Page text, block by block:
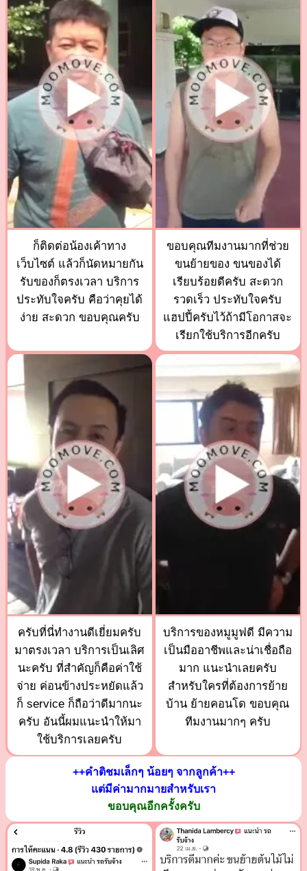
ก็ติดต่อน้องเค้าทาง
เว็บไซต์ แล้วก็นัดหมายกัน
รับของก็ตรงเวลา บริการ
ประทับใจครับ คือว่าคุยได้
ง่าย สะดวก ขอบคุณครับ
ขอบคุณทีมงานมากที่ช่วย
ขนย้ายของ ขนของได้
เรียบร้อยดีครับ สะดวก
รวดเร็ว ประทับใจครับ
แฮปปี้ครับไว้ถ้ามีโอกาสจะ
เรียกใช้บริการอีกครับ
ครับที่นี่ทำงานดีเยี่ยมครับ
มาตรงเวลา บริการเป็นเลิศ
นะครับ ที่สำคัญก็คือค่าใช้
จ่าย ค่อนข้างประหยัดแล้ว
ก็ service ก็ถือว่าดีมากนะ
ครับ อันนี้ผมแนะนำให้มา
ใช้บริการเลยครับ
บริการของหมูมูฟดี มีความ
เป็นมืออาชีพและน่าเชื่อถือ
มาก แนะนำเลยครับ
สำหรับใครที่ต้องการย้าย
บ้าน ย้ายคอนโด ขอบคุณ
ทีมงานมากๆ ครับ
++คำติชมเล็กๆ น้อยๆ จากลูกค้า++
แต่มีค่ามากมายสำหรับเรา
ขอบคุณอีกครั้งครับ